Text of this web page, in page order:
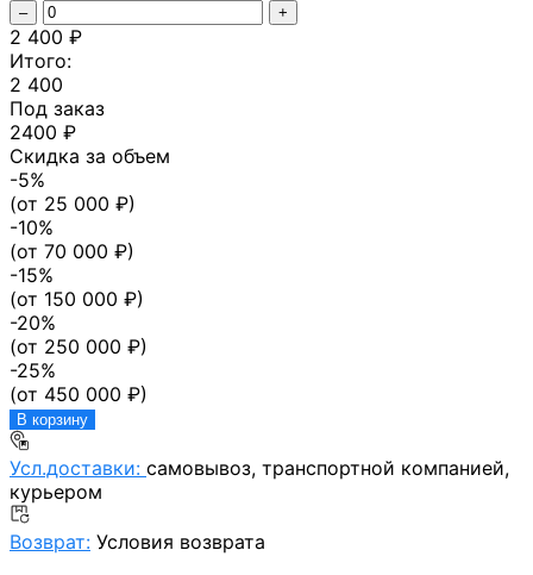
– +
2 400 ₽
Итого:
2 400
Под заказ
2400 ₽
Скидка за объем
-5%
(от 25 000 ₽)
-10%
(от 70 000 ₽)
-15%
(от 150 000 ₽)
-20%
(от 250 000 ₽)
-25%
(от 450 000 ₽)
В корзину
Усл.доставки: самовывоз, транспортной компанией,
курьером
Возврат: Условия возврата